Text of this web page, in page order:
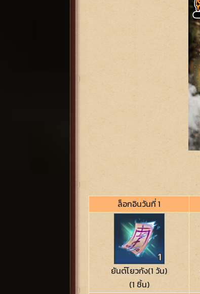
ล็อกอินวันที่ 1
ยันต์โยวกัง(1 วัน)
(1 ชิ้น)